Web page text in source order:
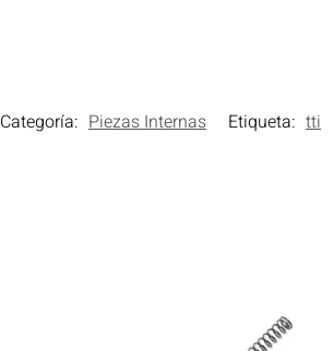
Categoría: Piezas Internas Etiqueta: tti